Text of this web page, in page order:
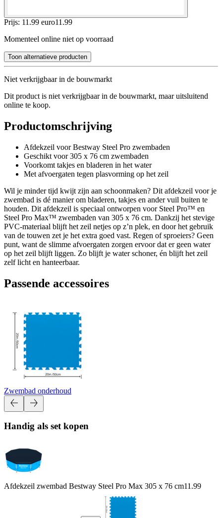
Prijs: 11.99 euro11 .99
Momenteel online niet op voorraad
Toon alternatieve producten
Niet verkrijgbaar in de bouwmarkt
Dit product is niet verkrijgbaar in de bouwmarkt, maar uitsluitend
online te koop.
Productomschrijving
Afdekzeil voor Bestway Steel Pro zwembaden
Geschikt voor 305 x 76 cm zwembaden
Voorkomt takjes en bladeren in het water
Met afvoergaten tegen plasvorming op het zeil
Wil je minder tijd kwijt zijn aan schoonmaken? Dit afdekzeil voor je
zwembad is dé manier om bladeren, takjes en ander vuil buiten te
houden. Dit afdekzeil is speciaal ontworpen voor Steel Pro™ en
Steel Pro Max™ zwembaden van 305 x 76 cm. Dankzij het stevige
PVC-materiaal blijft het zeil netjes op z’n plek, en door het gebruik
van de touwen zet je het extra goed vast. Regen of sproeiers? Geen
punt, want de slimme afvoergaten zorgen ervoor dat er geen water
op het zeil blijft liggen. Zo blijft je water schoner, én blijft het zeil
zelf licht en hanteerbaar.
Passende accessoires
Zwembad onderhoud
Handig als set kopen
Afdekzeil zwembad Bestway Steel Pro Max 305 x 76 cm11.99